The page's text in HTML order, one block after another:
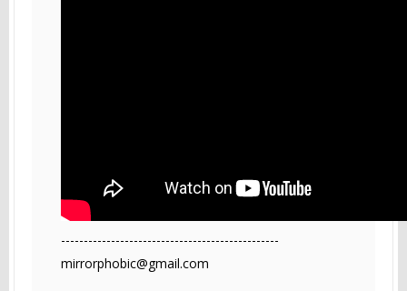
------------------------------------------------
mirrorphobic@gmail.com